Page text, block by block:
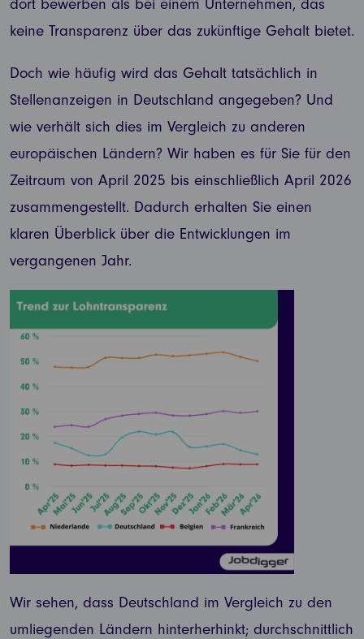
dort bewerben als bei einem Unternehmen, das
keine Transparenz über das zukünftige Gehalt bietet.
Doch wie häufig wird das Gehalt tatsächlich in
Stellenanzeigen in Deutschland angegeben? Und
wie verhält sich dies im Vergleich zu anderen
europäischen Ländern? Wir haben es für Sie für den
Zeitraum von April 2025 bis einschließlich April 2026
zusammengestellt. Dadurch erhalten Sie einen
klaren Überblick über die Entwicklungen im
vergangenen Jahr.
Wir sehen, dass Deutschland im Vergleich zu den
umliegenden Ländern hinterherhinkt; durchschnittlich